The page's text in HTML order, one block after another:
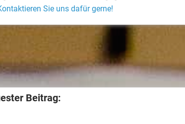
Sie uns dafür gerne!
Beitrag: